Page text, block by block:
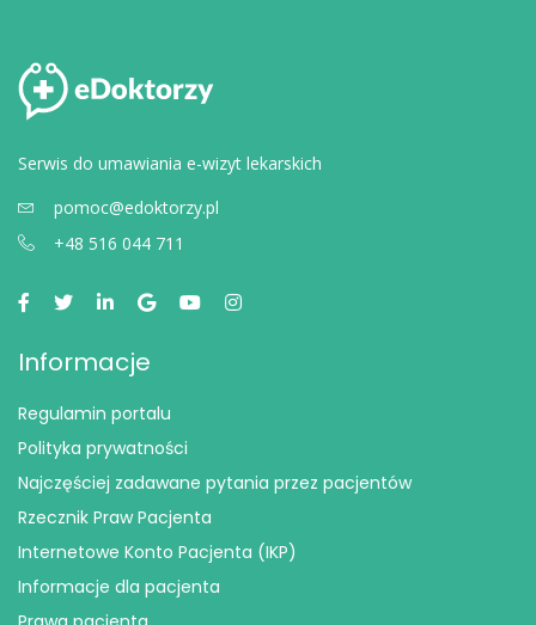
Serwis do umawiania e-wizyt lekarskich
pomoc@edoktorzy.pl
+48 516 044 711
Informacje
Regulamin portalu
Polityka prywatności
Najczęściej zadawane pytania przez pacjentów
Rzecznik Praw Pacjenta
Internetowe Konto Pacjenta (IKP)
Informacje dla pacjenta